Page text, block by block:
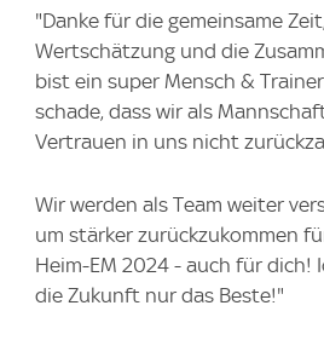
"Danke für die gemeinsame
Wertschätzung und die
bist ein super Mensch &
schade, dass wir als
Vertrauen in uns nicht
Wir werden als Team weiter
um stärker zurückzukommen
Heim-EM 2024 - auch für dich!
die Zukunft nur das Beste!"